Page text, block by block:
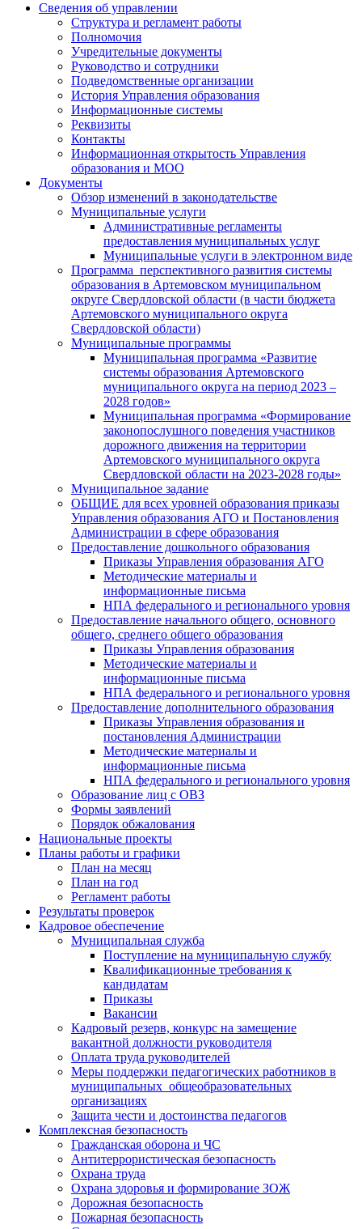
Сведения об управлении
Структура и регламент работы
Полномочия
Учредительные документы
Руководство и сотрудники
Подведомственные организации
История Управления образования
Информационные системы
Реквизиты
Контакты
Информационная открытость Управления
образования и МОО
Документы
Обзор изменений в законодательстве
Муниципальные услуги
Административные регламенты
предоставления муниципальных услуг
Муниципальные услуги в электронном виде
Программа перспективного развития системы
образования в Артемовском муниципальном
округе Свердловской области (в части бюджета
Артемовского муниципального округа
Свердловской области)
Муниципальные программы
Муниципальная программа «Развитие
системы образования Артемовского
муниципального округа на период 2023 –
2028 годов»
Муниципальная программа «Формирование
законопослушного поведения участников
дорожного движения на территории
Артемовского муниципального округа
Свердловской области на 2023-2028 годы»
Муниципальное задание
ОБЩИЕ для всех уровней образования приказы
Управления образования АГО и Постановления
Администрации в сфере образования
Предоставление дошкольного образования
Приказы Управления образования АГО
Методические материалы и
информационные письма
НПА федерального и регионального уровня
Предоставление начального общего, основного
общего, среднего общего образования
Приказы Управления образования
Методические материалы и
информационные письма
НПА федерального и регионального уровня
Предоставление дополнительного образования
Приказы Управления образования и
постановления Администрации
Методические материалы и
информационные письма
НПА федерального и регионального уровня
Образование лиц с ОВЗ
Формы заявлений
Порядок обжалования
Национальные проекты
Планы работы и графики
План на месяц
План на год
Регламент работы
Результаты проверок
Кадровое обеспечение
Муниципальная служба
Поступление на муниципальную службу
Квалификационные требования к
кандидатам
Приказы
Вакансии
Кадровый резерв, конкурс на замещение
вакантной должности руководителя
Оплата труда руководителей
Меры поддержки педагогических работников в
муниципальных общеобразовательных
организациях
Защита чести и достоинства педагогов
Комплексная безопасность
Гражданская оборона и ЧС
Антитеррористическая безопасность
Охрана труда
Охрана здоровья и формирование ЗОЖ
Дорожная безопасность
Пожарная безопасность